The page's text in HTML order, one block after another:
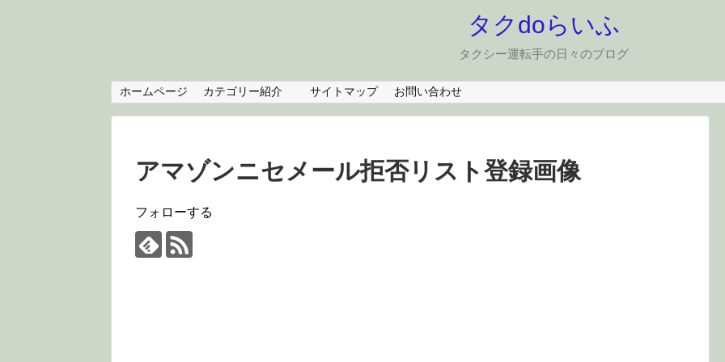
タクdoらいふ
タクシー運転手の日々のブログ
ホームページ カテゴリー紹介 サイトマップ お問い合わせ
アマゾンニセメール拒否リスト登録画像
フォローする